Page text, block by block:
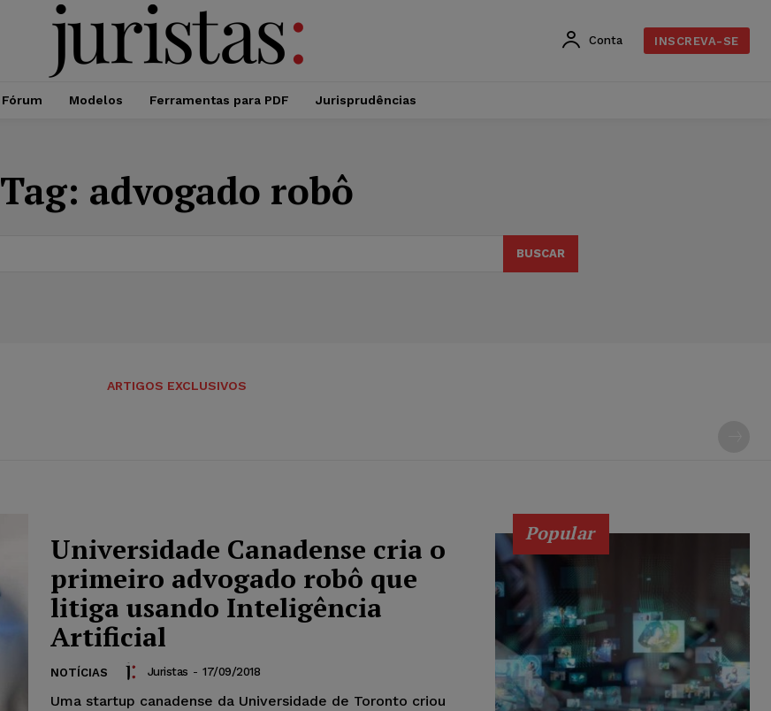
Conta INSCREVA-SE
Fórum Modelos Ferramentas para PDF Jurisprudências
Tag: advogado robô
BUSCAR
ARTIGOS EXCLUSIVOS
Universidade Canadense cria o
primeiro advogado robô que
litiga usando Inteligência
Artificial
NOTÍCIAS Juristas - 17/09/2018
Uma startup canadense da Universidade de Toronto criou
Popular